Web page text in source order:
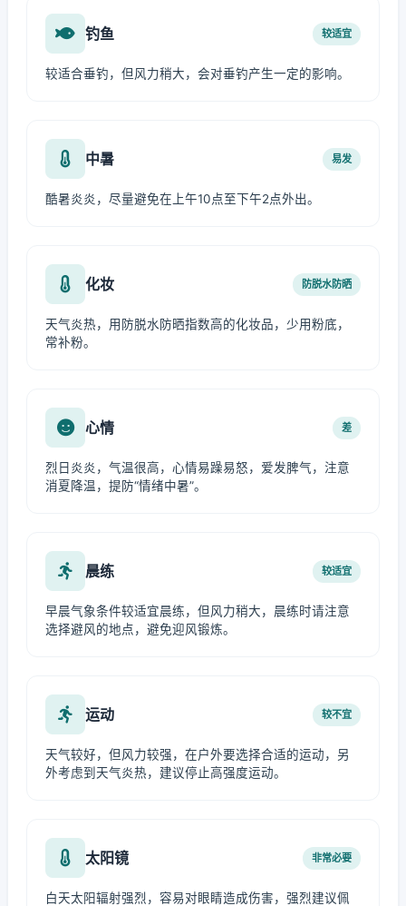
钓鱼 较适宜
较适合垂钓，但风力稍大，会对垂钓产生一定的影响。
中暑 易发
酷暑炎炎，尽量避免在上午10点至下午2点外出。
化妆 防脱水防晒
天气炎热，用防脱水防晒指数高的化妆品，少用粉底，
常补粉。
心情 差
烈日炎炎，气温很高，心情易躁易怒，爱发脾气，注意
消夏降温，提防“情绪中暑”。
晨练 较适宜
早晨气象条件较适宜晨练，但风力稍大，晨练时请注意
选择避风的地点，避免迎风锻炼。
运动 较不宜
天气较好，但风力较强，在户外要选择合适的运动，另
外考虑到天气炎热，建议停止高强度运动。
太阳镜 非常必要
白天太阳辐射强烈，容易对眼睛造成伤害，强烈建议佩